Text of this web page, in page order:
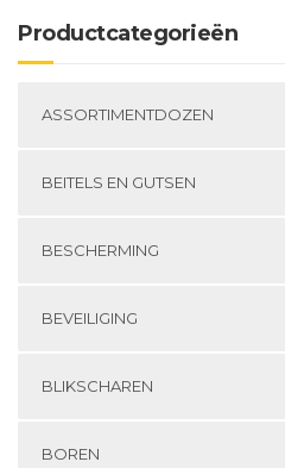
Productcategorieën
ASSORTIMENTDOZEN
BEITELS EN GUTSEN
BESCHERMING
BEVEILIGING
BLIKSCHAREN
BOREN